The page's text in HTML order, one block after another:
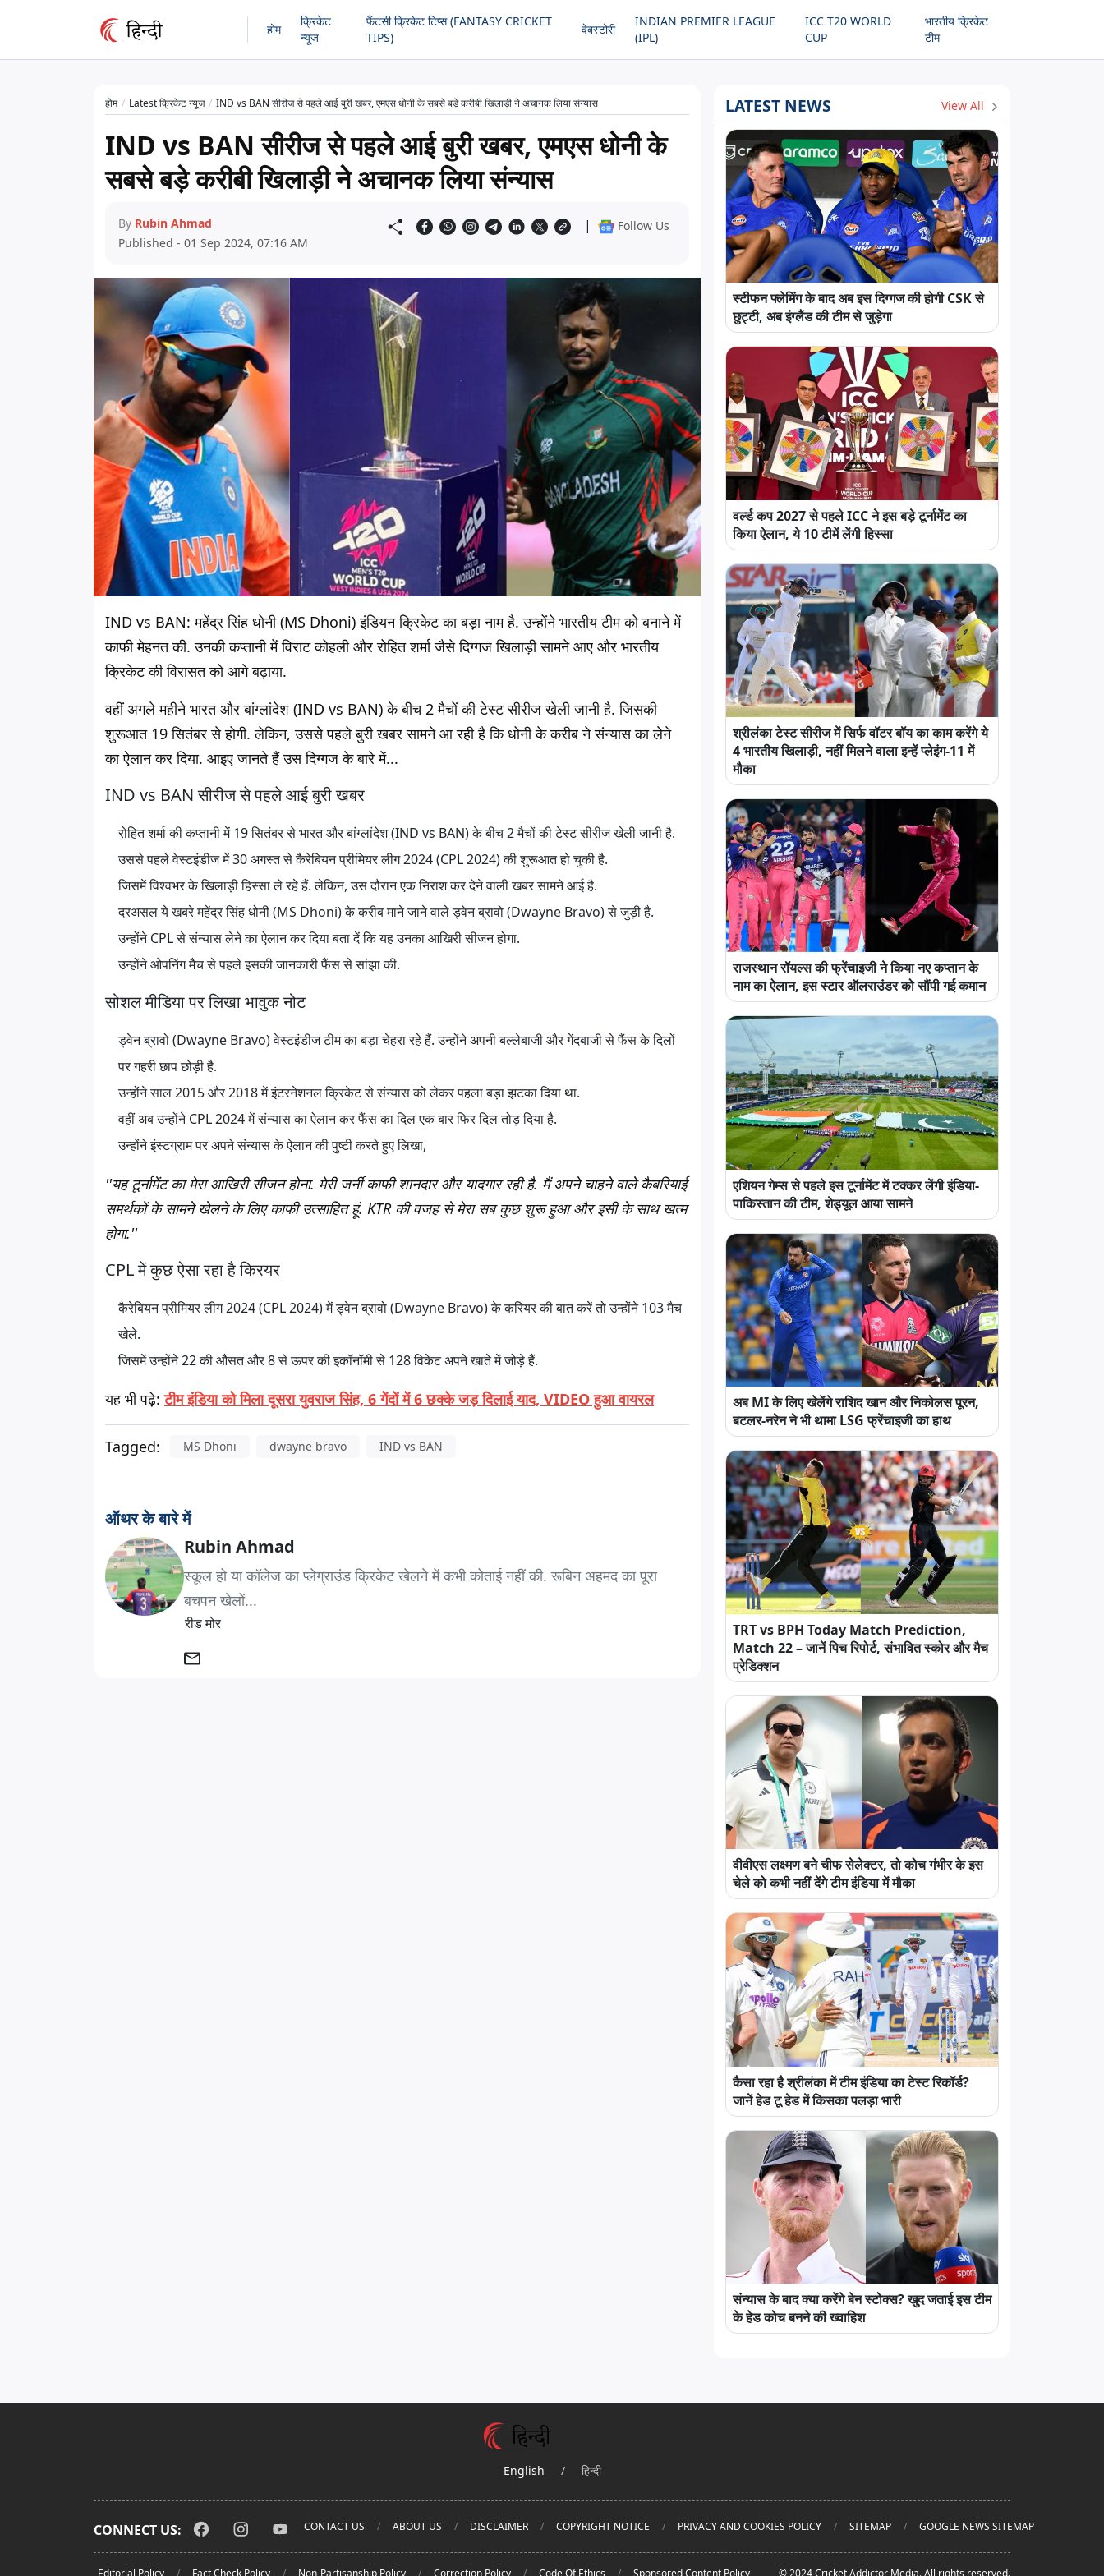
होम
क्रिकेट
न्यूज
फैंटसी क्रिकेट टिप्स (FANTASY CRICKET
TIPS)
वेबस्टोरी
INDIAN PREMIER LEAGUE
(IPL)
ICC T20 WORLD
CUP
भारतीय क्रिकेट
टीम
होम Latest क्रिकेट न्यूज IND vs BAN सीरीज से पहले आई बुरी खबर, एमएस धोनी के सबसे बड़े करीबी खिलाड़ी ने अचानक लिया संन्यास
IND vs BAN सीरीज से पहले आई बुरी खबर, एमएस धोनी के
सबसे बड़े करीबी खिलाड़ी ने अचानक लिया संन्यास
By Rubin Ahmad
Published - 01 Sep 2024, 07:16 AM
| Follow Us
IND vs BAN: महेंद्र सिंह धोनी (MS Dhoni) इंडियन क्रिकेट का बड़ा नाम है. उन्होंने भारतीय टीम को बनाने में
काफी मेहनत की. उनकी कप्तानी में विराट कोहली और रोहित शर्मा जैसे दिग्गज खिलाड़ी सामने आए और भारतीय
क्रिकेट की विरासत को आगे बढ़ाया.
वहीं अगले महीने भारत और बांग्लांदेश (IND vs BAN) के बीच 2 मैचों की टेस्ट सीरीज खेली जानी है. जिसकी
शुरूआत 19 सितंबर से होगी. लेकिन, उससे पहले बुरी खबर सामने आ रही है कि धोनी के करीब ने संन्यास का लेने
का ऐलान कर दिया. आइए जानते हैं उस दिग्गज के बारे में...
IND vs BAN सीरीज से पहले आई बुरी खबर
रोहित शर्माकी कप्तानी में 19 सितंबर से भारत और बांग्लांदेश (IND vs BAN) के बीच 2 मैचों की टेस्ट सीरीज खेली जानी है.
उससे पहले वेस्टइंडीज में 30 अगस्त से कैरेबियन प्रीमियर लीग 2024 (CPL 2024) की शुरूआत हो चुकी है.
जिसमें विश्वभर के खिलाड़ी हिस्सा ले रहे हैं. लेकिन, उस दौरान एक निराश कर देने वाली खबर सामने आई है.
दरअसल ये खबरे महेंद्र सिंह धोनी (MS Dhoni) के करीब माने जाने वाले ड्वेन ब्रावो (Dwayne Bravo) से जुड़ी है.
उन्होंने CPL से संन्यास लेने का ऐलान कर दिया बता दें कि यह उनका आखिरी सीजन होगा.
उन्होंने ओपनिंग मैच से पहले इसकी जानकारी फैंस से सांझा की.
सोशल मीडिया पर लिखा भावुक नोट
ड्वेन ब्रावो (Dwayne Bravo) वेस्टइंडीज टीम का बड़ा चेहरा रहे हैं. उन्होंने अपनी बल्लेबाजी और गेंदबाजी से फैंस के दिलों
पर गहरी छाप छोड़ी है.
उन्होंने साल 2015 और 2018 में इंटरनेशनल क्रिकेट से संन्यास को लेकर पहला बड़ा झटका दिया था.
वहीं अब उन्होंने CPL 2024 में संन्यास का ऐलान कर फैंस का दिल एक बार फिर दिल तोड़ दिया है.
उन्होंने इंस्टग्राम पर अपने संन्यास के ऐलान की पुष्टी करते हुए लिखा,
''यह टूर्नामेंट का मेरा आखिरी सीजन होना. मेरी जर्नी काफी शानदार और यादगार रही है. मैं अपने चाहने वाले कैबरियाई
समर्थकों के सामने खेलने के लिए काफी उत्साहित हूं. KTR की वजह से मेरा सब कुछ शुरू हुआ और इसी के साथ खत्म
होगा.''
CPL में कुछ ऐसा रहा है किरयर
कैरेबियन प्रीमियर लीग 2024 (CPL 2024) में ड्वेन ब्रावो (Dwayne Bravo) के करियर की बात करें तो उन्होंने 103 मैच
खेले.
जिसमें उन्होंने 22 की औसत और 8 से ऊपर की इकॉनॉमी से 128 विकेट अपने खाते में जोड़े हैं.
यह भी पढ़े:टीम इंडिया को मिला दूसरा युवराज सिंह, 6 गेंदों में 6 छक्के जड़ दिलाई याद, VIDEO हुआ वायरल
Tagged: MS Dhoni dwayne bravo IND vs BAN
ऑथर के बारे में
Rubin Ahmad
स्कूल हो या कॉलेज का प्लेग्राउंड क्रिकेट खेलने में कभी कोताई नहीं की. रूबिन अहमद का पूरा
बचपन खेलों...
रीड मोर
LATEST NEWS View All
स्टीफन फ्लेमिंग के बाद अब इस दिग्गज की होगी CSK से
छुट्टी, अब इंग्लैंड की टीम से जुड़ेगा
वर्ल्ड कप 2027 से पहले ICC ने इस बड़े टूर्नामेंट का
किया ऐलान, ये 10 टीमें लेंगी हिस्सा
श्रीलंका टेस्ट सीरीज में सिर्फ वॉटर बॉय का काम करेंगे ये
4 भारतीय खिलाड़ी, नहीं मिलने वाला इन्हें प्लेइंग-11 में
मौका
राजस्थान रॉयल्स की फ्रेंचाइजी ने किया नए कप्तान के
नाम का ऐलान, इस स्टार ऑलराउंडर को सौंपी गई कमान
एशियन गेम्स से पहले इस टूर्नामेंट में टक्कर लेंगी इंडिया-
पाकिस्तान की टीम, शेड्यूल आया सामने
अब MI के लिए खेलेंगे राशिद खान और निकोलस पूरन,
बटलर-नरेन ने भी थामा LSG फ्रेंचाइजी का हाथ
TRT vs BPH Today Match Prediction,
Match 22 – जानें पिच रिपोर्ट, संभावित स्कोर और मैच
प्रेडिक्शन
वीवीएस लक्ष्मण बने चीफ सेलेक्टर, तो कोच गंभीर के इस
चेले को कभी नहीं देंगे टीम इंडिया में मौका
कैसा रहा है श्रीलंका में टीम इंडिया का टेस्ट रिकॉर्ड?
जानें हेड टू हेड में किसका पलड़ा भारी
संन्यास के बाद क्या करेंगे बेन स्टोक्स? खुद जताई इस टीम
के हेड कोच बनने की ख्वाहिश
English / हिन्दी
CONNECT US: CONTACT US ABOUT US DISCLAIMER COPYRIGHT NOTICE PRIVACY AND COOKIES POLICY SITEMAP GOOGLE NEWS SITEMAP
Editorial Policy Fact Check Policy Non-Partisanship Policy Correction Policy Code Of Ethics Sponsored Content Policy © 2024 Cricket Addictor Media. All rights reserved.